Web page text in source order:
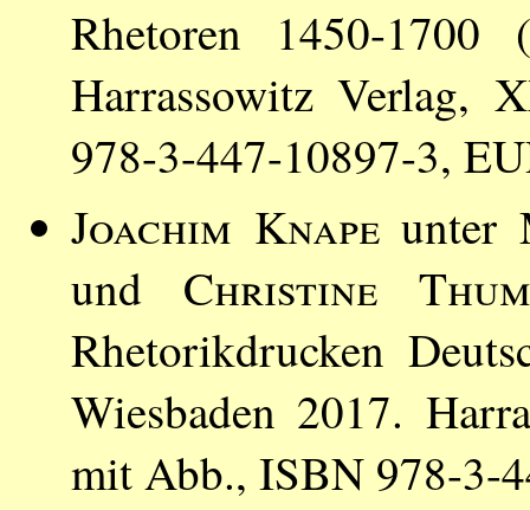
Rhetoren 1450-1700
Harrassowitz
978-3-447-10897-3,
Joachim Knapeunter
und Christine
Rhetorikdrucken
Wiesbaden 2017.
mit Abb., ISBN 978-3-